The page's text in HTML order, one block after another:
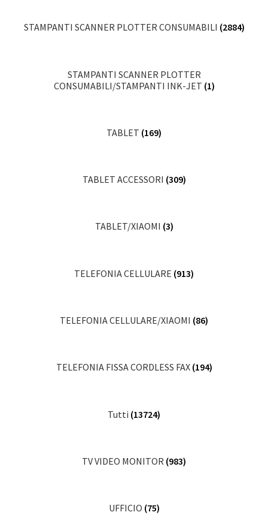
STAMPANTI SCANNER PLOTTER CONSUMABILI (2884)
STAMPANTI SCANNER PLOTTER
CONSUMABILI/STAMPANTI INK-JET (1)
TABLET (169)
TABLET ACCESSORI (309)
TABLET/XIAOMI (3)
TELEFONIA CELLULARE (913)
TELEFONIA CELLULARE/XIAOMI (86)
TELEFONIA FISSA CORDLESS FAX (194)
Tutti (13724)
TV VIDEO MONITOR (983)
UFFICIO (75)